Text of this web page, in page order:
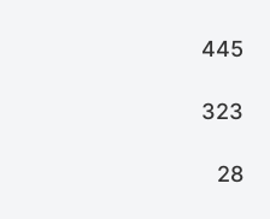
445
323
28